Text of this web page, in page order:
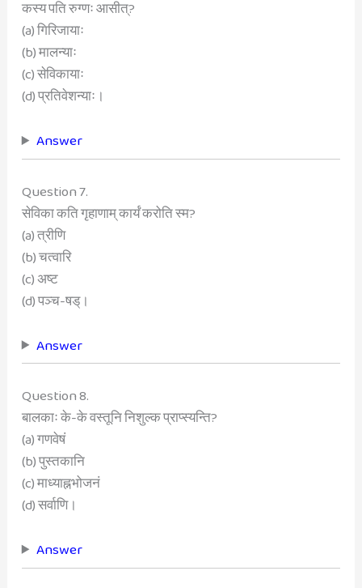
कस्य पति रुग्णः आसीत्?
(a) गिरिजायाः
(b) मालन्याः
(c) सेविकायाः
(d) प्रतिवेशन्याः।
Answer
Question 7.
सेविका कति गृहाणाम् कार्यं करोति स्म?
(a) त्रीणि
(b) चत्वारि
(c) अष्ट
(d) पञ्च-षड्।
Answer
Question 8.
बालकाः के-के वस्तूनि निशुल्क प्राप्स्यन्ति?
(a) गणवेषं
(b) पुस्तकानि
(c) माध्याह्नभोजनं
(d) सर्वाणि।
Answer